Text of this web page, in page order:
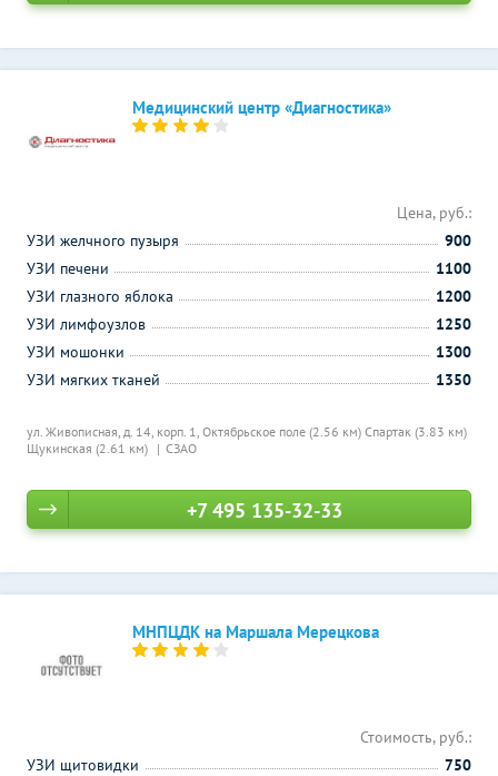
Медицинский центр «Диагностика»
ул. Живописная, д. 14, корп. 1, Октябрьское поле (2.56 км) Спартак (3.83 км)
Щукинская (2.61 км)
СЗАО
Цена, руб.:
УЗИ желчного пузыря
900
УЗИ печени
1100
УЗИ глазного яблока
1200
УЗИ лимфоузлов
1250
УЗИ мошонки
1300
УЗИ мягких тканей
1350
+7 495 135-32-33
МНПЦДК на Маршала Мерецкова
Стоимость, руб.:
УЗИ щитовидки
750